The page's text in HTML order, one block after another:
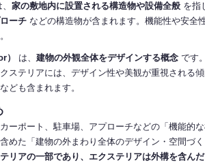
家の敷地内に設置される構造物や設備全般 を指
ーチ などの構造物が含まれます。機能性や安全
） は、 建物の外観全体をデザインする概念 です
ステリアには、デザイン性や美観が重視される
ども含まれます。
ーポート、駐車場、アプローチなどの「機能的な
含めた「建物の外まわり全体のデザイン・空間づく
リアの一部であり、エクステリアは外構を含ん